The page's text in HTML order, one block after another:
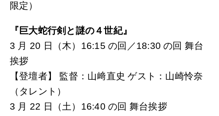
限定）
『巨大蛇行剣と謎の４世紀』
3 月 20 日（木）16:15 の回／18:30 の回 舞台
挨拶
【登壇者】 監督：山﨑直史 ゲスト：山崎怜奈
（タレント）
3 月 22 日（土）16:40 の回 舞台挨拶